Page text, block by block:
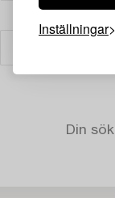
Inställningar
Din